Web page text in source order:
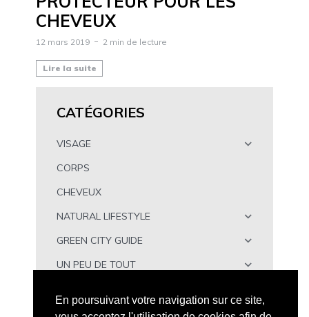
CHEVEUX
12 mars 2019 2 min de lecture
Lire la suite
CATÉGORIES
VISAGE
CORPS
CHEVEUX
NATURAL LIFESTYLE
GREEN CITY GUIDE
UN PEU DE TOUT
En poursuivant votre navigation sur ce site,